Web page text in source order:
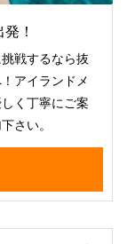
！
戦するなら抜
アイランドメ
く丁寧にご案
さい。